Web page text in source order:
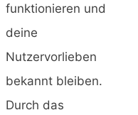
funktionieren und
deine
Nutzervorlieben
bekannt bleiben.
Durch das